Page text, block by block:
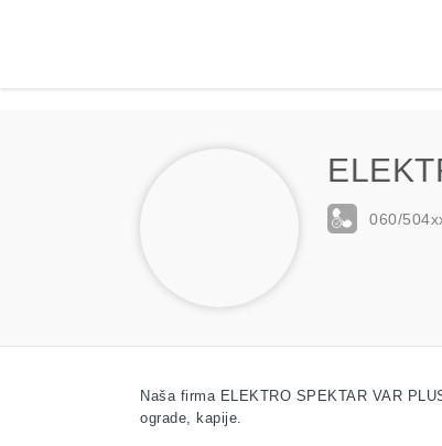
060/504
Naša firma ELEKTRO SPEKTAR VAR
ograde, kapije.